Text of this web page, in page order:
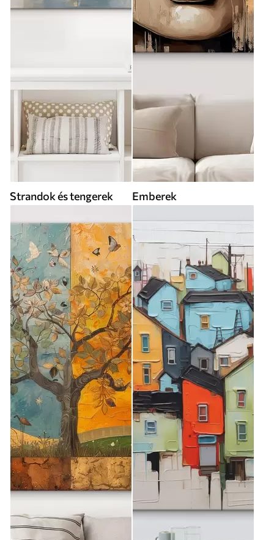
Strandok és tengerek Emberek